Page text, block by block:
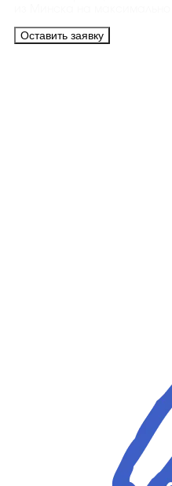
Оставить заявку